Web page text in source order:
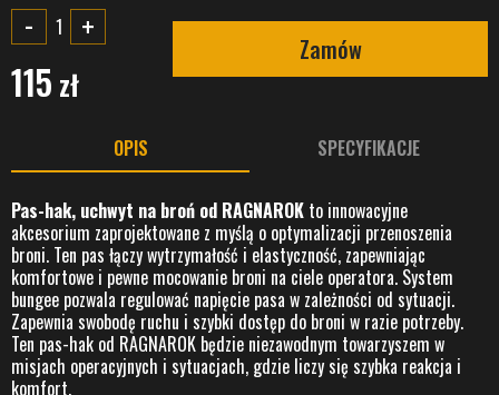
- +
115 zł
Zamów
OPIS SPECYFIKACJE
Pas-hak, uchwyt na broń od RAGNAROK to innowacyjne
akcesorium zaprojektowane z myślą o optymalizacji przenoszenia
broni. Ten pas łączy wytrzymałość i elastyczność, zapewniając
komfortowe i pewne mocowanie broni na ciele operatora. System
bungee pozwala regulować napięcie pasa w zależności od sytuacji.
Zapewnia swobodę ruchu i szybki dostęp do broni w razie potrzeby.
Ten pas-hak od RAGNAROK będzie niezawodnym towarzyszem w
misjach operacyjnych i sytuacjach, gdzie liczy się szybka reakcja i
komfort.